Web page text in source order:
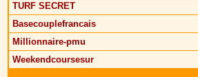
TURF SECRET
Basecouplefrancais
Millionnaire-pmu
Weekendcoursesur